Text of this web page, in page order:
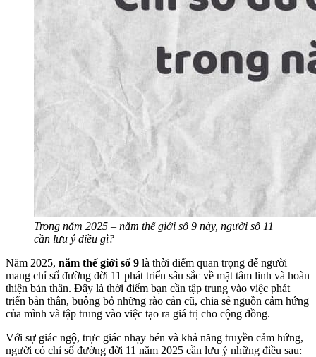
Trong năm 2025 – năm thế giới số 9 này, người số 11
cần lưu ý điều gì?
Năm 2025, năm thế giới số 9 là thời điểm quan trọng để người
mang chỉ số đường đời 11 phát triển sâu sắc về mặt tâm linh và hoàn
thiện bản thân. Đây là thời điểm bạn cần tập trung vào việc phát
triển bản thân, buông bỏ những rào cản cũ, chia sẻ nguồn cảm hứng
của mình và tập trung vào việc tạo ra giá trị cho cộng đồng.
Với sự giác ngộ, trực giác nhạy bén và khả năng truyền cảm hứng,
người có chỉ số đường đời 11 năm 2025 cần lưu ý những điều sau: